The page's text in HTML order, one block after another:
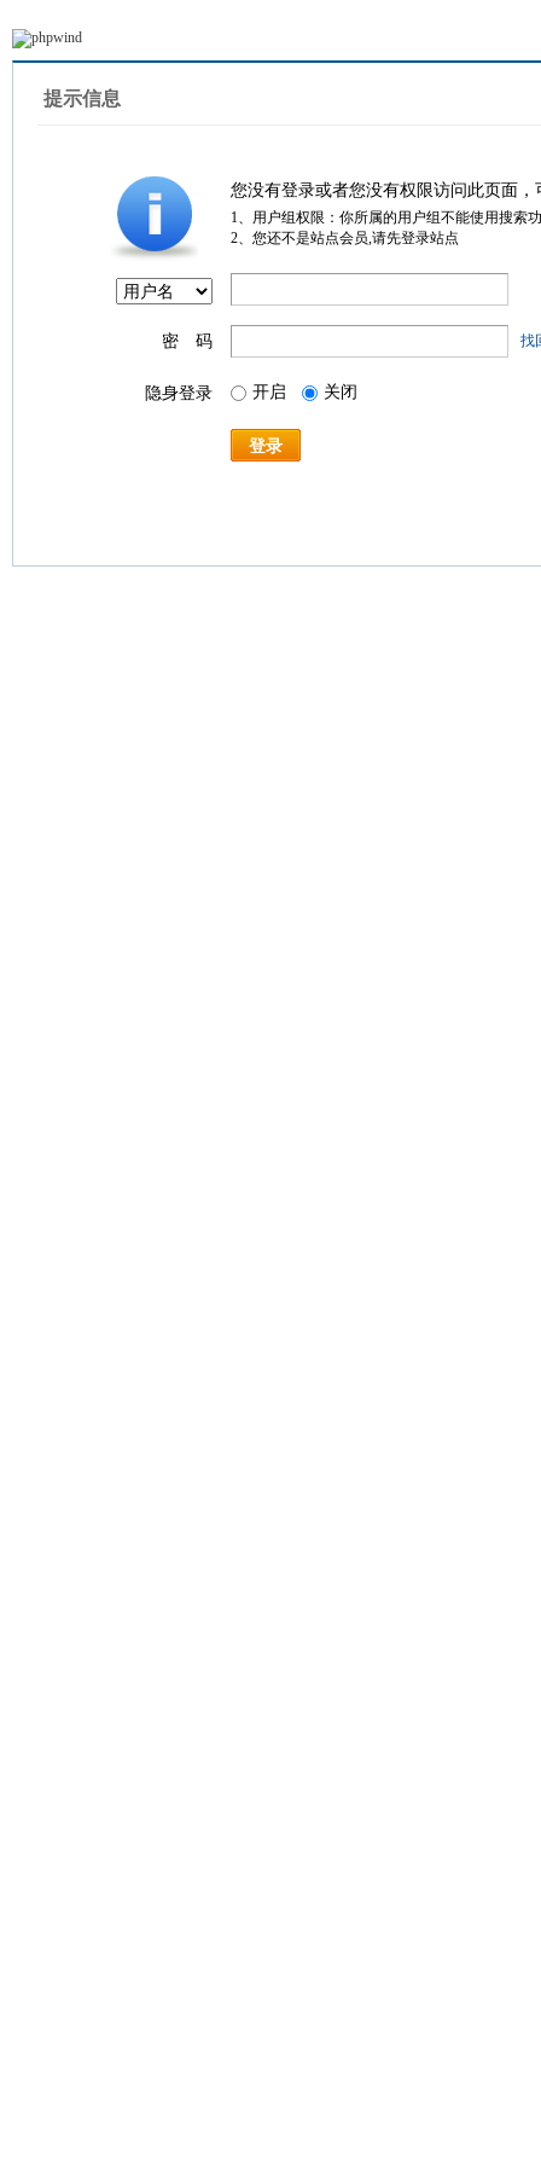
提示信息
您没有登录或者您没有权限访问此页面
1、用户组权限：你所属的用户组不能使用搜索
2、您还不是站点会员,请先登录站点
密 码 找
隐身登录 开启 关闭
登录